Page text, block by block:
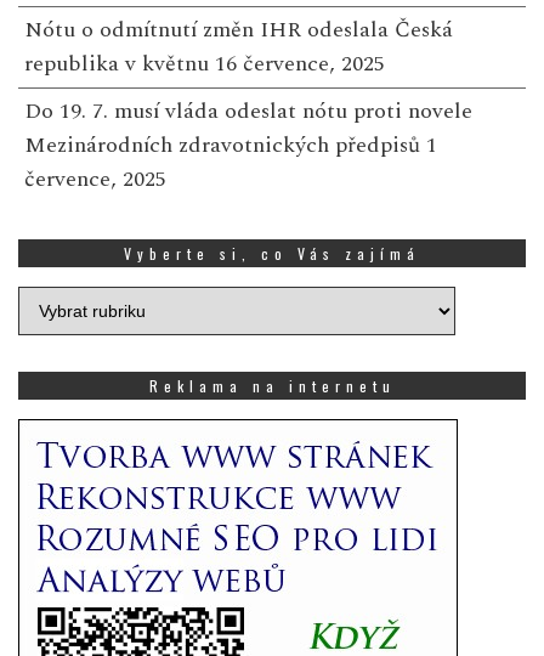
Nótu o odmítnutí změn IHR odeslala Česká
republika v květnu 16 července, 2025
Do 19. 7. musí vláda odeslat nótu proti novele
Mezinárodních zdravotnických předpisů 1
července, 2025
Vyberte si, co Vás zajímá
Vyberte
si,
zajímá
Reklama na internetu